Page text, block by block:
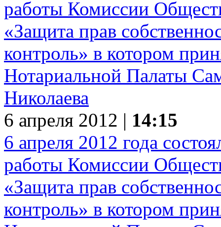
6 апреля 2012 | 14:15
6 апреля 2012 года
работы Комиссии
«Защита прав
контроль» в котором